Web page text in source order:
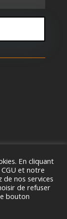
En cliquant
et notre
nos services
de refuser
bouton